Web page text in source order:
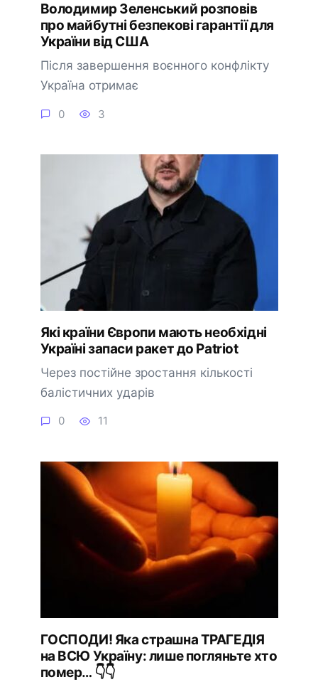
Володимир Зеленський розповів
про майбутні безпекові гарантії для
України від США
Після завершення воєнного конфлікту
Україна отримає
0 3
Які країни Європи мають необхідні
Україні запаси ракет до Patriot
Через постійне зростання кількості
балістичних ударів
0 11
ГOCПOДИ! Якa cтpaшнa ТPAГEДIЯ
нa BCЮ Укpaїнy: лишe погляньтe xто
помep… 👇👇